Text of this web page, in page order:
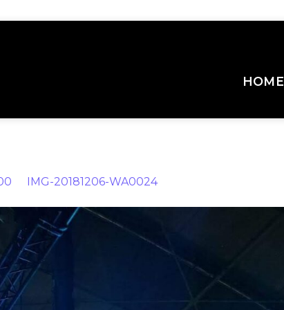
HOME
IMG-20181206-WA0024